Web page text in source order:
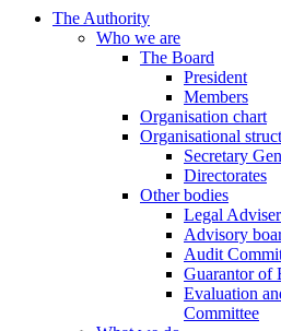
The Authority
Who we are
The Board
President
Members
Organisation chart
Organisational
Secretary
Directorates
Other bodies
Legal Adviser
Advisory
Audit
Guarantor of
Evaluation
Committee